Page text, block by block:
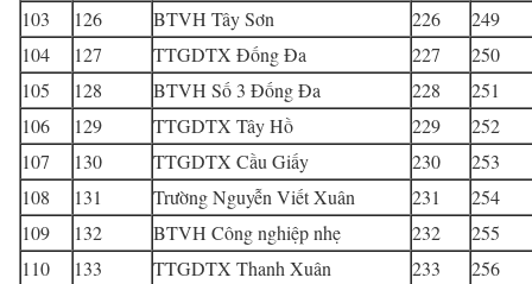
103
126 BTVH Tây Sơn 226
249
104
127 TTGDTX Đống Đa 227
250
105
128 BTVH Số 3 Đống Đa 228
251
106
129 TTGDTX Tây Hồ 229
252
107
130 TTGDTX Cầu Giấy 230
253
108
131 Trường Nguyễn Viết Xuân 231
254
109
132 BTVH Công nghiệp nhẹ 232
255
110
133 TTGDTX Thanh Xuân 233
256